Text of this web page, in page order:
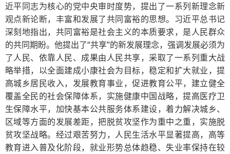
近平同志为核心的党中央审时度势，提出了一系列新理念新
观点新论断，丰富和发展了共同富裕的思想。习近平总书记
深刻地指出，共同富裕是社会主义的本质要求，是人民群众
的共同期盼。他提出了“共享”的新发展理念，强调发展必须为
了人民、依靠人民、成果由人民共享，采取了一系列重大战
略举措，以全面建成小康社会为目标，稳定和扩大就业，提
高城乡居民收入，发展教育事业，促进教育公平，建立健全
覆盖全民的社会保障体系，实施健康中国战略，提高医疗卫
生保障水平，加快基本公共服务体系建设，着力解决城乡、
区域等方面的发展差距，把脱贫攻坚作为重中之重，实施脱
贫攻坚战略。经过艰苦努力，人民生活水平显著提高，高等
教育进入普及化阶段，就业形势总体趋稳、失业率保持在较